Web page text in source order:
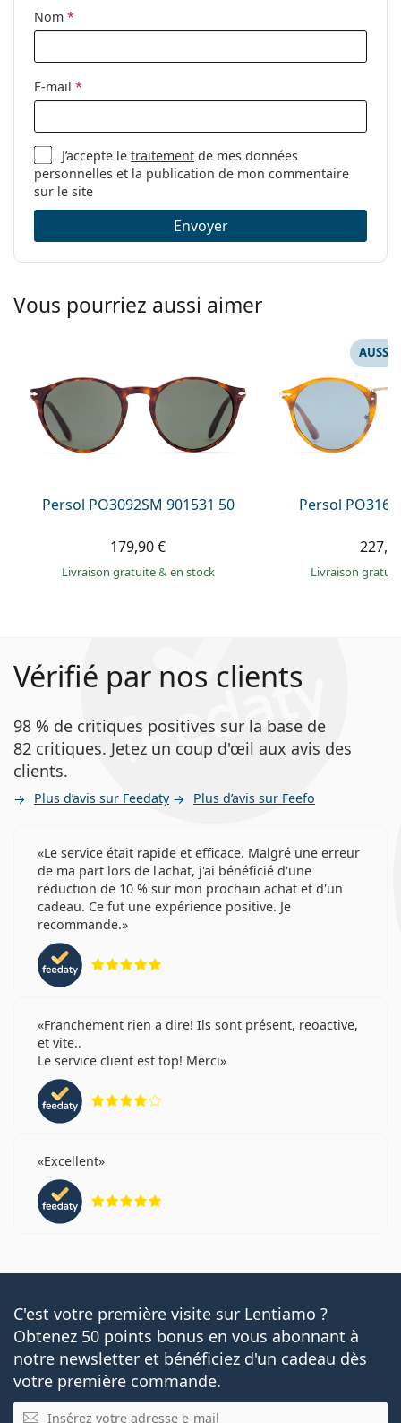
Nom *
E-mail *
J’accepte letraitement de mes données
personnelles et la publication de mon commentaire
sur le site
Envoyer
Vous pourriez aussi aimer
Persol PO3092SM 901531 50
179,90 €
Livraison gratuite& en stock
Persol
AUSSI
Livraison
Vérifié par nos clients
98 % de critiques positives sur la base de
82 critiques. Jetez un coup d'œil aux avis des
clients.
Plus d’avis sur Feedaty Plus d’avis sur Feefo
Le service était rapide et efficace. Malgré une erreur
de ma part lors de l'achat, j'ai bénéficié d'une
réduction de 10 % sur mon prochain achat et d'un
cadeau. Ce fut une expérience positive. Je
recommande.
Franchement rien a dire! Ils sont présent, reoactive,
et vite..
Le service client est top! Merci
Excellent
C'est votre première visite sur Lentiamo ?
Obtenez 50 points bonus en vous abonnant à
notre newsletter et bénéficiez d'un cadeau dès
votre première commande.
E-mail